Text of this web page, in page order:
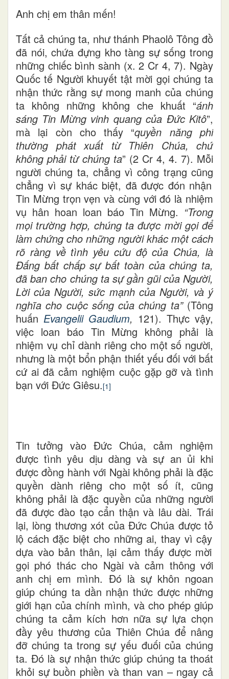
Anh chị em thân mến!
Tất cả chúng ta, như thánh Phaolô Tông đồ
đã nói, chứa đựng kho tàng sự sống trong
những chiếc bình sành (x. 2 Cr 4, 7). Ngày
Quốc tế Người khuyết tật mời gọi chúng ta
nhận thức rằng sự mong manh của chúng
ta không những không che khuất “ánh
sáng Tin Mừng vinh quang của Ðức Kitô”,
mà lại còn cho thấy “quyền năng phi
thường phát xuất từ Thiên Chúa, chứ
không phải từ chúng ta” (2 Cr 4, 4. 7). Mỗi
người chúng ta, chẳng vìcông trạng cũng
chẳng vìsự khác biệt, đã được đón nhận
Tin Mừng trọn vẹn và cùng với đó là nhiệm
vụ hân hoan loan báo Tin Mừng. “Trong
mọi trường hợp, chúng ta được mời gọi để
làm chứng cho những người khác một cách
rõ ràng về tình yêu cứu độ của Chúa, là
Đấng bất chấp sự bất toàn của chúng ta,
đã ban cho chúng ta sự gần gũi của Người,
Lời của Người, sức mạnh của Người, và ý
nghĩa cho cuộc sống của chúng ta”(Tông
huấn Evangelii Gaudium, 121). Thực vậy,
việc loan báo Tin Mừng không phải là
nhiệm vụ chỉ dành riêng cho một số người,
nhưng là một bổn phận thiết yếu đối với bất
cứ ai đã cảm nghiệm cuộc gặp gỡ và tình
bạn với Đức Giêsu.[1]
Tin tưởng vào Đức Chúa, cảm nghiệm
được tình yêu dịu dàng và sự an ủi khi
được đồng hành với Ngài không phải là đặc
quyền dành riêng cho một số ít, cũng
không phải là đặc quyền của những người
đã được đào tạo cẩn thận và lâu dài. Trái
lại, lòng thương xót của Đức Chúa được tỏ
lộ cách đặc biệt cho những ai, thay vì cậy
dựa vào bản thân, lại cảm thấy được mời
gọi phó thác cho Ngài và cảm thông với
anh chị em mình. Đó là sự khôn ngoan
giúp chúng ta dần nhận thức được những
giới hạn của chính mình, và cho phép giúp
chúng ta cảm kích hơn nữa sự lựa chọn
đầy yêu thương của Thiên Chúa để nâng
đỡ chúng ta trong sự yếu đuối của chúng
ta. Đó là sự nhận thức giúp chúng ta thoát
khỏi sự buồn phiền và than van – ngay cả